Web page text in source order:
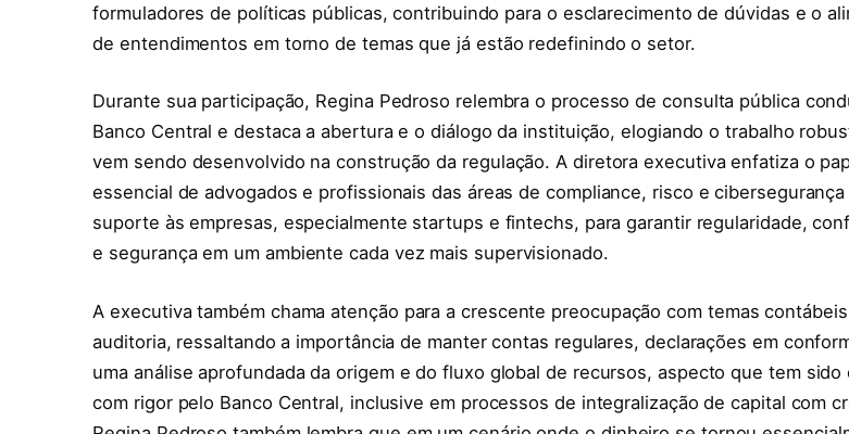
formuladores de políticas públicas, contribuindo para o esclarecimento de dúvidas e o
de entendimentos em torno de temas que já estão redefinindo o setor.
Durante sua participação, Regina Pedroso relembra o processo de consulta pública
Banco Central e destaca a abertura e o diálogo da instituição, elogiando o trabalho
vem sendo desenvolvido na construção da regulação. A diretora executiva enfatiza o
essencial de advogados e profissionais das áreas de compliance, risco e cibersegurança
suporte às empresas, especialmente startups e fintechs, para garantir regularidade,
e segurança em um ambiente cada vez mais supervisionado.
A executiva também chama atenção para a crescente preocupação com temas
auditoria, ressaltando a importância de manter contas regulares, declarações em
uma análise aprofundada da origem e do fluxo global de recursos, aspecto que tem sido
com rigor pelo Banco Central, inclusive em processos de integralização de capital com